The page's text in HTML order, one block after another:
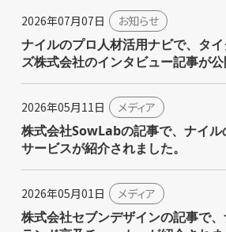
2026年07月07日 お知らせ
ナイルのプロ人材活用ナビで、タ
ズ株式会社のインタビュー記事が
2026年05月11日 メディア
株式会社SowLabの記事で、ナイ
サービスが紹介されました。
2026年05月01日 メディア
株式会社セブンデザインの記事で